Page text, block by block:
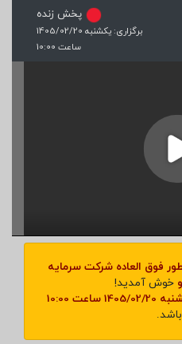
پخش زنده
برگزاری: یکشنبه 1405/02/20
ساعت 10:00
فوق العاده شرکت سرمایه
خوش آمدید!
20 ساعت 10:00